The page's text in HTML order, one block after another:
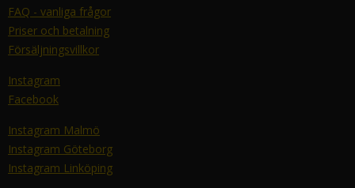
FAQ - vanliga frågor
Priser och betalning
Försäljningsvillkor
Instagram
Facebook
Instagram Malmö
Instagram Göteborg
Instagram Linköping